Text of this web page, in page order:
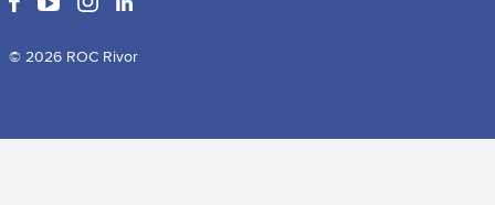
© 2026 ROC Rivor